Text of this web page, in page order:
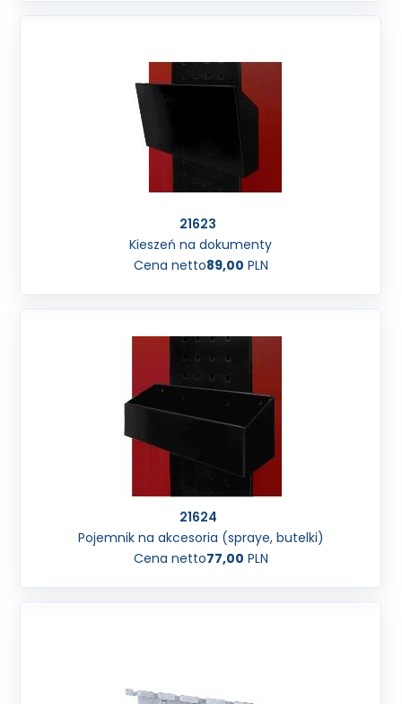
21623
Kieszeń na dokumenty
Cena netto89,00 PLN
21624
Pojemnik na akcesoria (spraye, butelki)
Cena netto77,00 PLN